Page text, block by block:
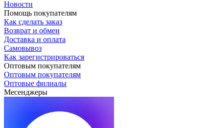
Новости
Помощь покупателям
Как сделать заказ
Возврат и обмен
Доставка и оплата
Самовывоз
Как зарегистрироваться
Оптовым покупателям
Оптовым покупателям
Оптовые филиалы
Месенджеры